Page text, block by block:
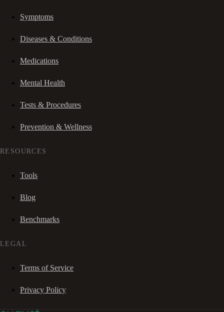
Symptoms
Diseases & Conditions
Medications
Mental Health
Tests & Procedures
Prevention & Wellness
RESOURCES
Tools
Blog
Benchmarks
LEGAL
Terms of Service
Privacy Policy